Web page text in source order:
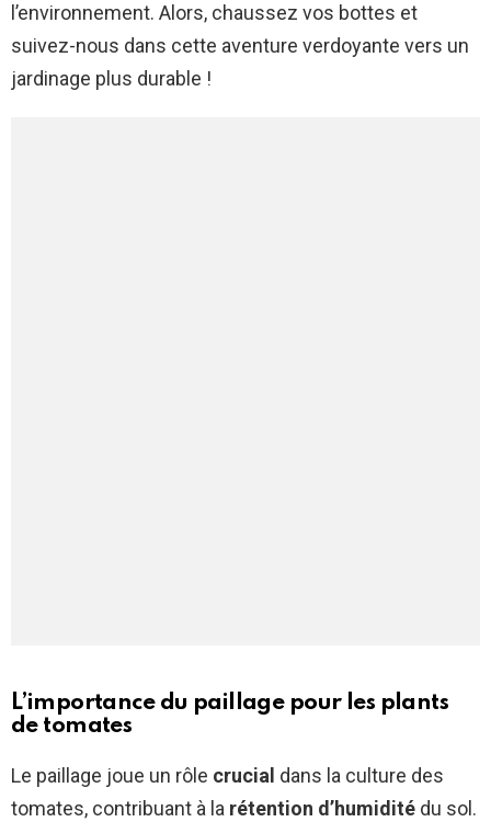
l’environnement. Alors, chaussez vos bottes et
suivez-nous dans cette aventure verdoyante vers un
jardinage plus durable !
L’importance du paillage pour les plants
de tomates
Le paillage joue un rôle crucial dans la culture des
tomates, contribuant à la rétention d’humidité du sol.